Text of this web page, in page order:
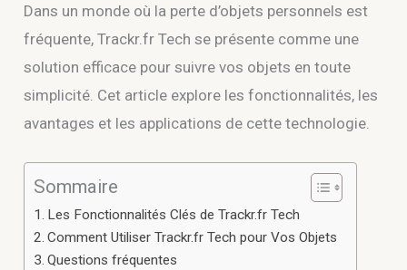
Dans un monde où la perte d’objets personnels est
fréquente, Trackr.fr Tech se présente comme une
solution efficace pour suivre vos objets en toute
simplicité. Cet article explore les fonctionnalités, les
avantages et les applications de cette technologie.
Sommaire
Les Fonctionnalités Clés de Trackr.fr Tech
Comment Utiliser Trackr.fr Tech pour Vos Objets
Questions fréquentes